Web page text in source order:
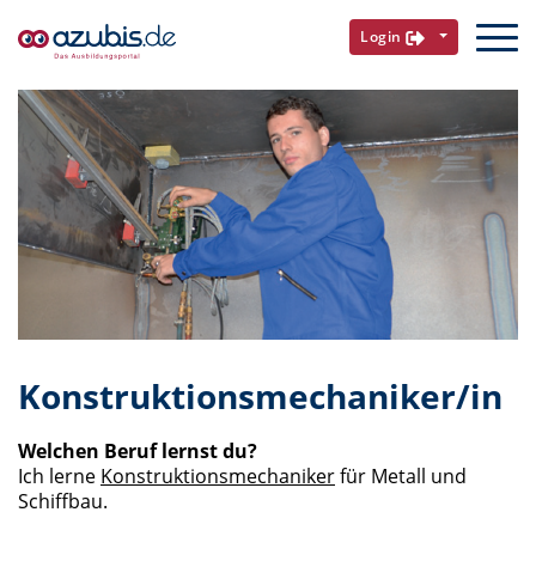
Login
Konstruktionsmechaniker/in
Welchen Beruf lernst du?
Ich lerne Konstruktionsmechanikerfür Metall und
Schiffbau.